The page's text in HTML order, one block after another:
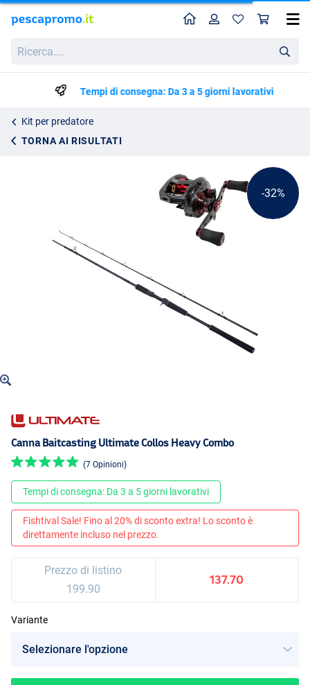
HomeProfilo
Tempi di consegna: Da 3 a 5 giorni lavorativi
Kit per predatore
TORNA AI RISULTATI
Canna Baitcasting Ultimate Collos Heavy Combo
-32%
Canna Baitcasting Ultimate Collos Heavy Combo
(7 Opinioni)
Tempi di consegna: Da 3 a 5 giorni lavorativi
Fishtival Sale! Fino al 20% di sconto extra! Lo sconto è
direttamente incluso nel prezzo.
Prezzo di listino
199.90
137.70
Variante